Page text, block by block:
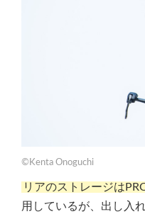
©Kenta Onoguchi
リアのストレージは
用しているが、出し入